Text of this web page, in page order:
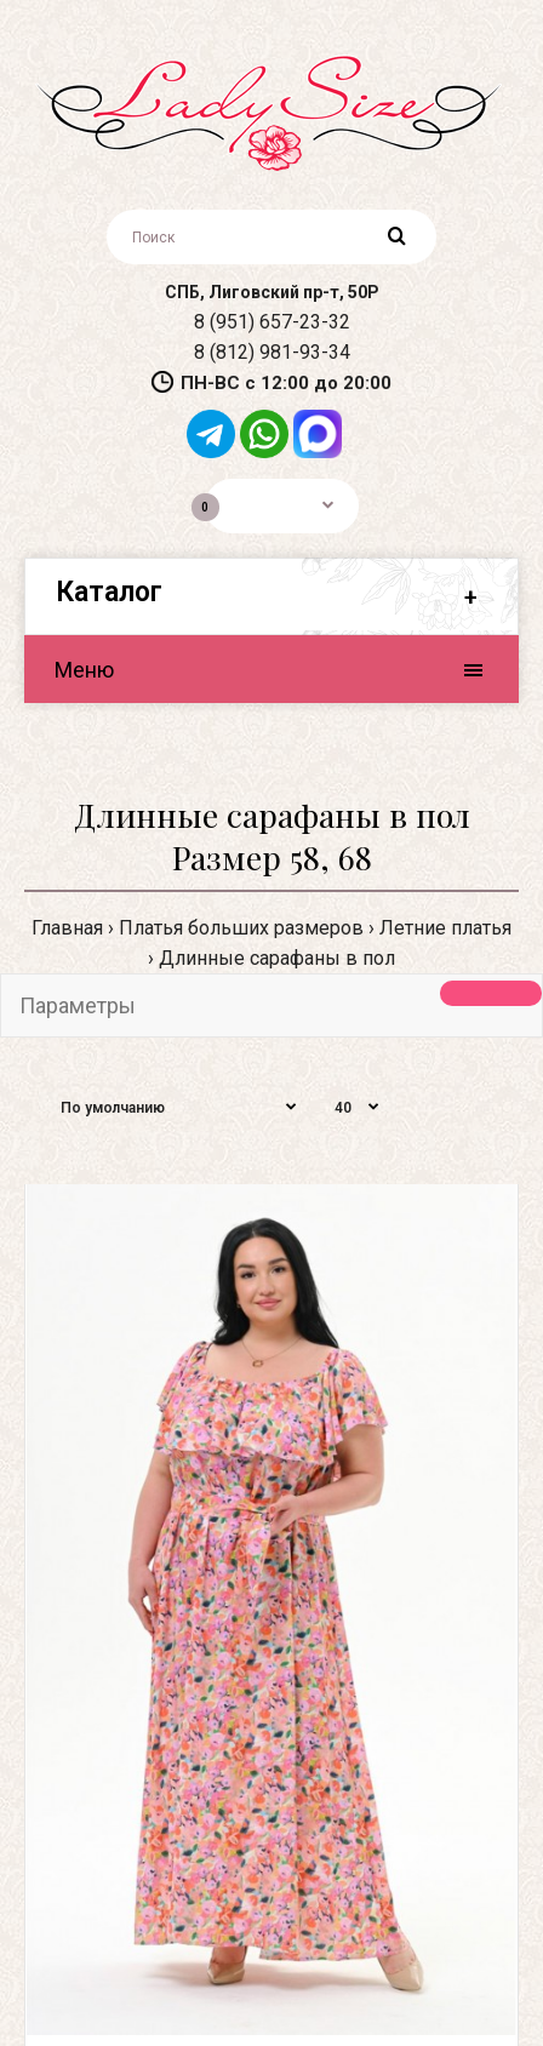
СПБ, Лиговский пр-т, 50Р
8 (951) 657-23-32
8 (812) 981-93-34
ПН-ВС с 12:00 до 20:00
0
Каталог
Меню
Длинные сарафаны в пол
Размер 58, 68
Главная Платья больших размеров
Летние платья
Длинные сарафаны в пол
Параметры